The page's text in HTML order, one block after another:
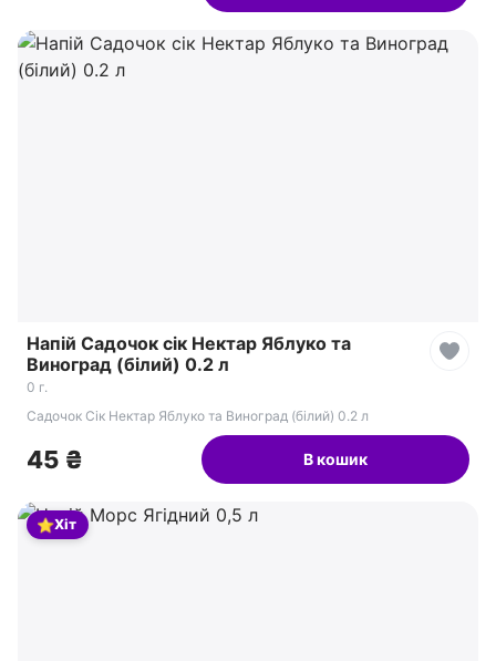
Напій Садочок сік Нектар Яблуко та
Виноград (білий) 0.2 л
0 г.
Садочок Сік Нектар Яблуко та Виноград (білий) 0.2 л
45 ₴ В кошик
⭐Хіт